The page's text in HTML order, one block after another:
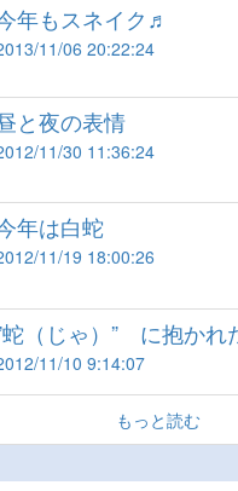
年もスネイク♬
11/06 20:22:24
と夜の表情
11/30 11:36:24
年は白蛇
11/19 18:00:26
蛇（じゃ）” に抱かれ
11/10 9:14:07
もっと読む